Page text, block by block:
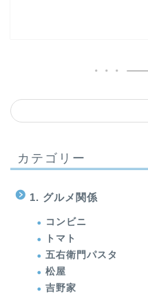
カテゴリー
1. グルメ関係
コンビニ
トマト
五右衛門パスタ
松屋
吉野家